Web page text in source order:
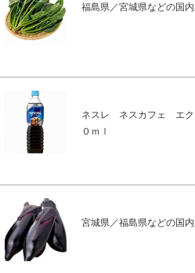
福島県／宮城県などの
ネスレ ネスカフェ エ
０ｍｌ
宮城県／福島県などの